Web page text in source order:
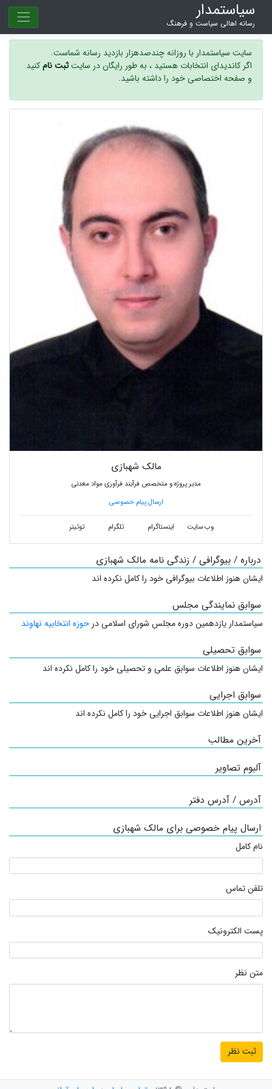
سیاستمدار
رسانه اهالی سیاست و فرهنگ
سایت سیاستمدار با روزانه چندصدهزار بازدید رسانه شماست.
اگر کاندیدای انتخابات هستید ، به طور رایگان در سایتثبت نامکنید
و صفحه اختصاصی خود را داشته باشید.
مالک شهبازی
مدیر پروژه و متخصص فرآیند فرآوری مواد معدنی
ارسال پیام خصوصی
وب سایت اینستاگرام تلگرام توئیتر
درباره / بیوگرافی / زندگی نامه مالک شهبازی
ایشان هنوز اطلاعات بیوگرافی خود را کامل نکرده اند
سوابق نمایندگی مجلس
سیاستمدار یازدهمین دوره مجلس شورای اسلامی در حوزه انتخابیه نهاوند
سوابق تحصیلی
ایشان هنوز اطلاعات سوابق علمی و تحصیلی خود را کامل نکرده اند
سوابق اجرایی
ایشان هنوز اطلاعات سوابق اجرایی خود را کامل نکرده اند
آخرین مطالب
آلبوم تصاویر
آدرس / آدرس دفتر
ارسال پیام خصوصی برای مالک شهبازی
نام کامل
تلفن تماس
پست الکترونیک
متن نظر